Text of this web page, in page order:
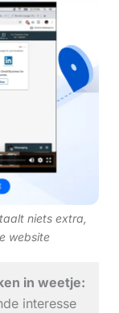
niets extra,
website
in weetje:
interesse